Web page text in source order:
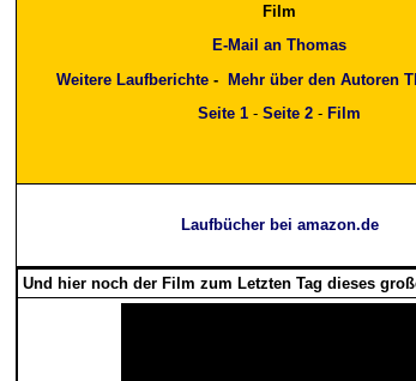
Film
E-Mail an Thomas
Weitere Laufberichte- Mehr über den Autoren
Seite 1 - Seite 2 - Film
Laufbücher bei amazon.de
Und hier noch der Film zum Letzten Tag dieses